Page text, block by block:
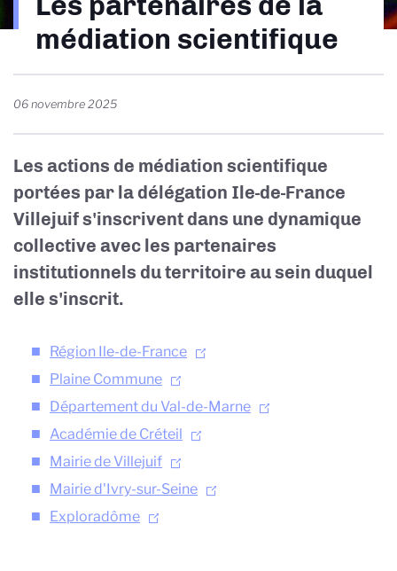
médiation scientifique
06 novembre 2025
Les actions de médiation scientifique
portées par la délégation Ile-de-France
Villejuif s'inscrivent dans une dynamique
collective avec les partenaires
institutionnels du territoire au sein duquel
elle s'inscrit.
Région Ile-de-France
Plaine Commune
Département du Val-de-Marne
Académie de Créteil
Mairie de Villejuif
Mairie d'Ivry-sur-Seine
Exploradôme